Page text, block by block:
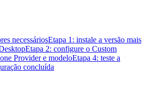
necessáriosEtapa 1: instale a versão mais
Etapa 2: configure o Custom
Provider e modeloEtapa 4: teste a
concluída